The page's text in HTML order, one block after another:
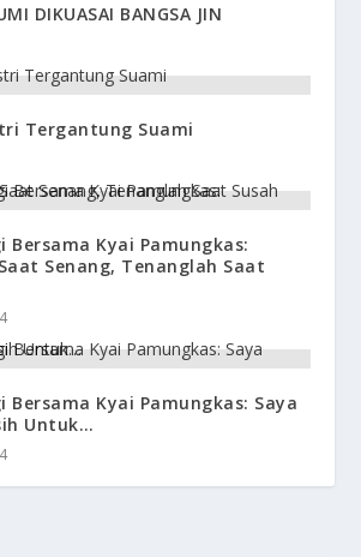
DIKUASAI BANGSA JIN
Tergantung Suami
Bersama Kyai Pamungkas:
Senang, Tenanglah Saat
Bersama Kyai Pamungkas: Saya
Untuk…